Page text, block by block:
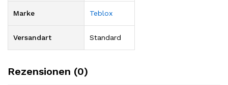
Marke Teblox
Versandart Standard
Rezensionen (0)